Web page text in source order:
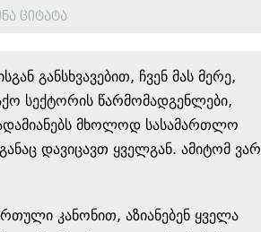
ციტატა
განსხვავებით, ჩვენ მას მერე,
სექტორის წარმომადგენლები,
მხოლოდ სასამართლო
დავიცავთ ყველგან. ამიტომ ვარ
კანონით, აზიანებენ ყველა